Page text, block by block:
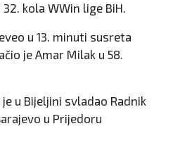
kola WWin lige BiH.
u 13. minuti susreta
je Amar Milak u 58.
u Bijeljini svladao Radnik
u Prijedoru